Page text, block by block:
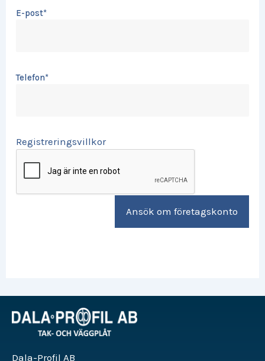
E-post*
Telefon*
Registreringsvillkor
Dala-Profil AB